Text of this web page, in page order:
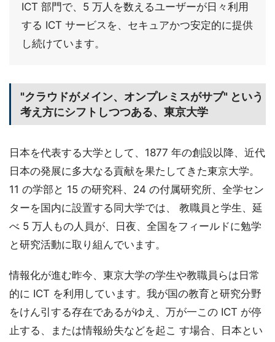
ICT 部門で、5 万人を数えるユーザーが日々利用
する ICT サービスを、セキュアかつ安定的に提供
し続けています。
"クラウドがメイン、オンプレミスがサブ" という
考え方にシフトしつつある、東京大学
日本を代表する大学として、1877 年の創設以降、近代
日本の発展に多大なる貢献を果たしてきた東京大学。
11 の学部と 15 の研究科、24 の付属研究所、全学セン
ターを国内に設置する同大学では、 教職員と学生、延
べ 5 万人もの人員が、日夜、全国をフィールドに勉学
と研究活動に取り組んでいます。
情報化が進む昨今、東京大学の学生や教職員らは日常
的に ICT を利用しています。我が国の教育と研究分野
をけん引する存在であるがゆえ、万が一この ICT が停
止する、または情報紛失などを起こ す場合、日本とい